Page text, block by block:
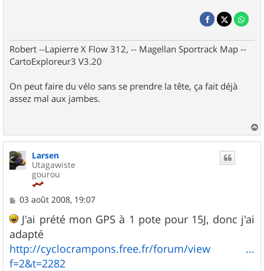
Robert --Lapierre X Flow 312, -- Magellan Sportrack Map --
CartoExploreur3 V3.20
On peut faire du vélo sans se prendre la tête, ça fait déjà
assez mal aux jambes.
a
u
Larsen
Utagawiste
gourou
M
s
a
g
e
03 août 2008, 19:07
J'ai prété mon GPS à 1 pote pour 15J, donc j'ai
adapté
http://cyclocrampons.free.fr/forum/view ...
f=2&t=2282